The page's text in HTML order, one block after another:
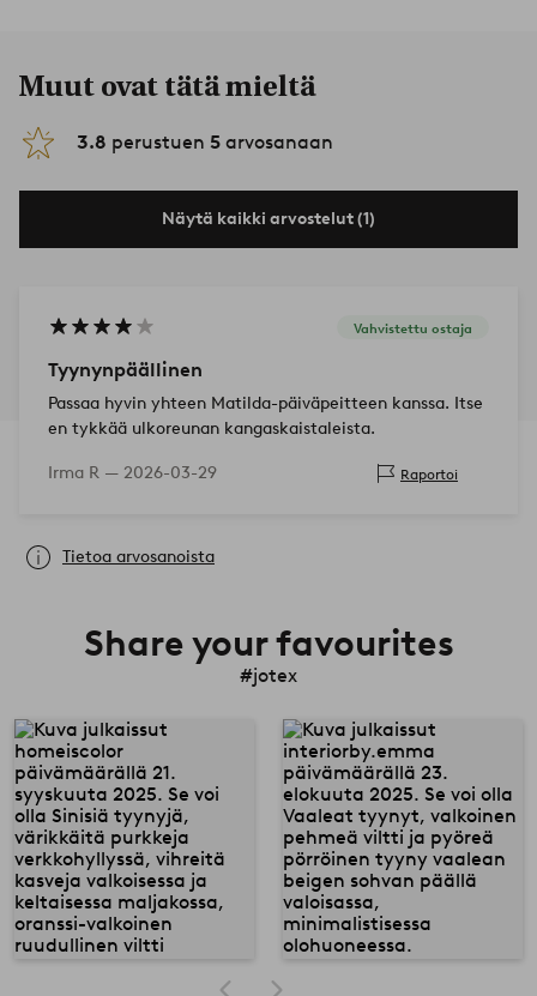
Muut ovat tätä mieltä
3.8 perustuen 5 arvosanaan
Näytä kaikki arvostelut (1)
Vahvistettu ostaja
Tyynynpäällinen
Passaa hyvin yhteen Matilda-päiväpeitteen kanssa. Itse
en tykkää ulkoreunan kangaskaistaleista.
Irma R — 2026-03-29 Raportoi
Tietoa arvosanoista
Share your favourites
#jotex